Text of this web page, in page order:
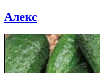
Алекс